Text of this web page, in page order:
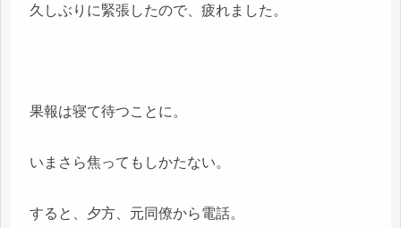
久しぶりに緊張したので、疲れました。
果報は寝て待つことに。
いまさら焦ってもしかたない。
すると、夕方、元同僚から電話。